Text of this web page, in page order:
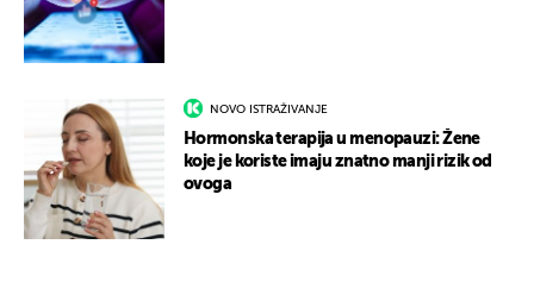
NOVO ISTRAŽIVANJE
Hormonska terapija u menopauzi: Žene
koje je koriste imaju znatno manji rizik od
ovoga